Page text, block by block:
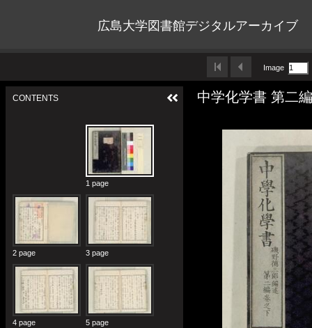
広島大学図書館デジタルアーカイブ